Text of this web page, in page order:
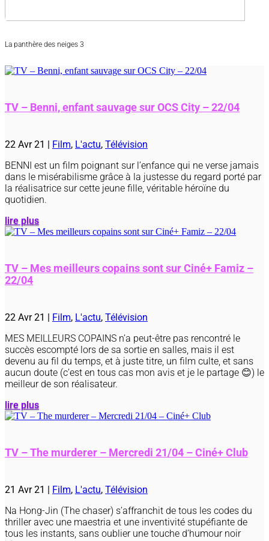
La panthère des neiges 3
TV – Benni, enfant sauvage sur OCS City – 22/04
22 Avr 21 | Film, L'actu, Télévision
BENNI est un film poignant sur l’enfance qui ne verse jamais
dans le misérabilisme grâce à la justesse du regard porté par
la réalisatrice sur cette jeune fille, véritable héroïne du
quotidien.
lire plus
TV – Mes meilleurs copains sont sur Ciné+ Famiz –
22/04
22 Avr 21 | Film, L'actu, Télévision
MES MEILLEURS COPAINS n’a peut-être pas rencontré le
succès escompté lors de sa sortie en salles, mais il est
devenu au fil du temps, et à juste titre, un film culte, et sans
aucun doute (c’est en tous cas mon avis et je le partage 😊) le
meilleur de son réalisateur.
lire plus
TV – The murderer – Mercredi 21/04 – Ciné+ Club
21 Avr 21 | Film, L'actu, Télévision
Na Hong-Jin (The chaser) s’affranchit de tous les codes du
thriller avec une maestria et une inventivité stupéfiante de
tous les instants, sans oublier une touche d’humour noir